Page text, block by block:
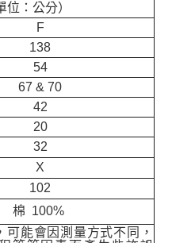
位：公分）
F
138
54
67 & 70
42
20
32
X
102
棉 100%
可能會因測量方式不同，